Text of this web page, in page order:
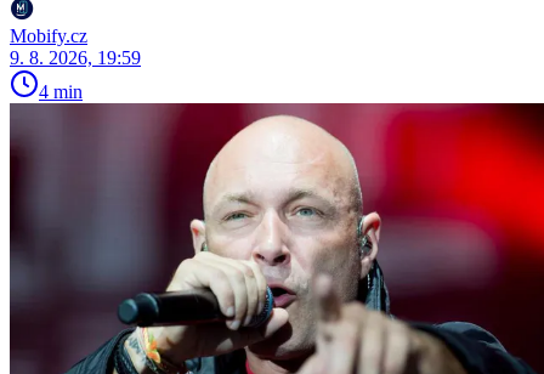
Mobify.cz
9. 8. 2026, 19:59
4 min